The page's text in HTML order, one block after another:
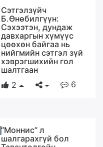
Сэтгэлзүйч
Б.Өнөбилгүүн:
Сэхээтэн, дундаж
давхаргын хүмүүс
цөөхөн байгаа нь
нийгмийн сэтгэл зүй
хэврэгшихийн гол
шалтгаан
2
6
“Моннис” л
шалгарахгүй бол